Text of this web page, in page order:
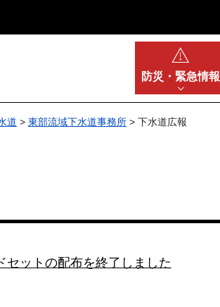
防災・ 緊急情報
道 > 東部流域下水道事務所 > 下水道広報
セットの配布を終了しました